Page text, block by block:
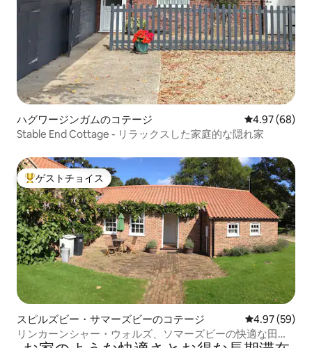
ハグワージンガムのコテージ レビュー68
4.97 (68)
Stable End Cottage - リラックスした家庭的な隠れ家
大好評のゲストチョイスです。
ゲストチョイス
スピルズビー・サマーズビーのコテージ レビュー59
4.97 (59)
リンカーンシャー・ウォルズ、ソマーズビーの快適な田園